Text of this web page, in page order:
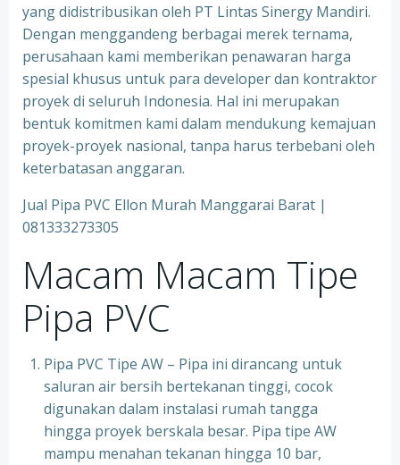
yang didistribusikan oleh PT Lintas Sinergy Mandiri.
Dengan menggandeng berbagai merek ternama,
perusahaan kami memberikan penawaran harga
spesial khusus untuk para developer dan kontraktor
proyek di seluruh Indonesia. Hal ini merupakan
bentuk komitmen kami dalam mendukung kemajuan
proyek-proyek nasional, tanpa harus terbebani oleh
keterbatasan anggaran.
Jual Pipa PVC Ellon Murah Manggarai Barat |
081333273305
Macam Macam Tipe
Pipa PVC
Pipa PVC Tipe AW – Pipa ini dirancang untuk
saluran air bersih bertekanan tinggi, cocok
digunakan dalam instalasi rumah tangga
hingga proyek berskala besar. Pipa tipe AW
mampu menahan tekanan hingga 10 bar,